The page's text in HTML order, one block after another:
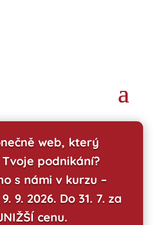
web, který
podnikání?
s námi v kurzu –
9. 2026. Do 31. 7. za
cenu.